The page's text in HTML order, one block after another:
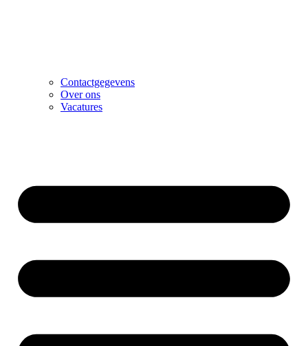
Contactgegevens
Over ons
Vacatures